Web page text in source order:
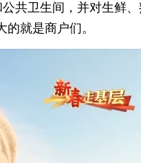
共卫生间，并对生鲜
就是商户们。